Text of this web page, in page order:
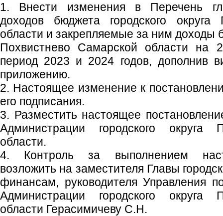
1. Внести изменения в Перечень
доходов бюджета городского округа
области и закрепляемые за ним доходы
Похвистнево Самарской области на
период 2023 и 2024 годов, дополнив
приложению.
2. Настоящее изменение к
его подписания.
3. Разместить настоящее
Администрации городского округа
области.
4. Контроль за выполнением
возложить на заместителя Главы
финансам, руководителя Управления
Администрации городского округа
области Герасимичеву С.Н.